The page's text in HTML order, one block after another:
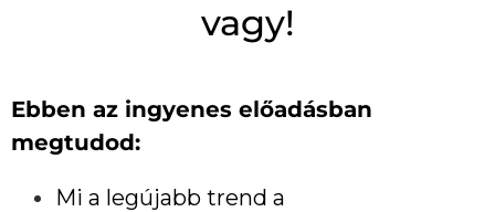
vagy!
Ebben az ingyenes előadásban
megtudod:
Mi a legújabb trend a